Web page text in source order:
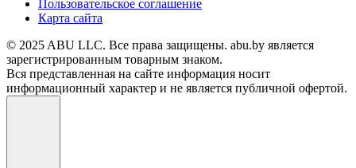
Пользовательское соглашение
Карта сайта
© 2025 ABU LLC. Все права защищены. abu.by является
зарегистрированным товарным знаком.
Вся представленная на сайте информация носит
информационный характер и не является публичной офертой.